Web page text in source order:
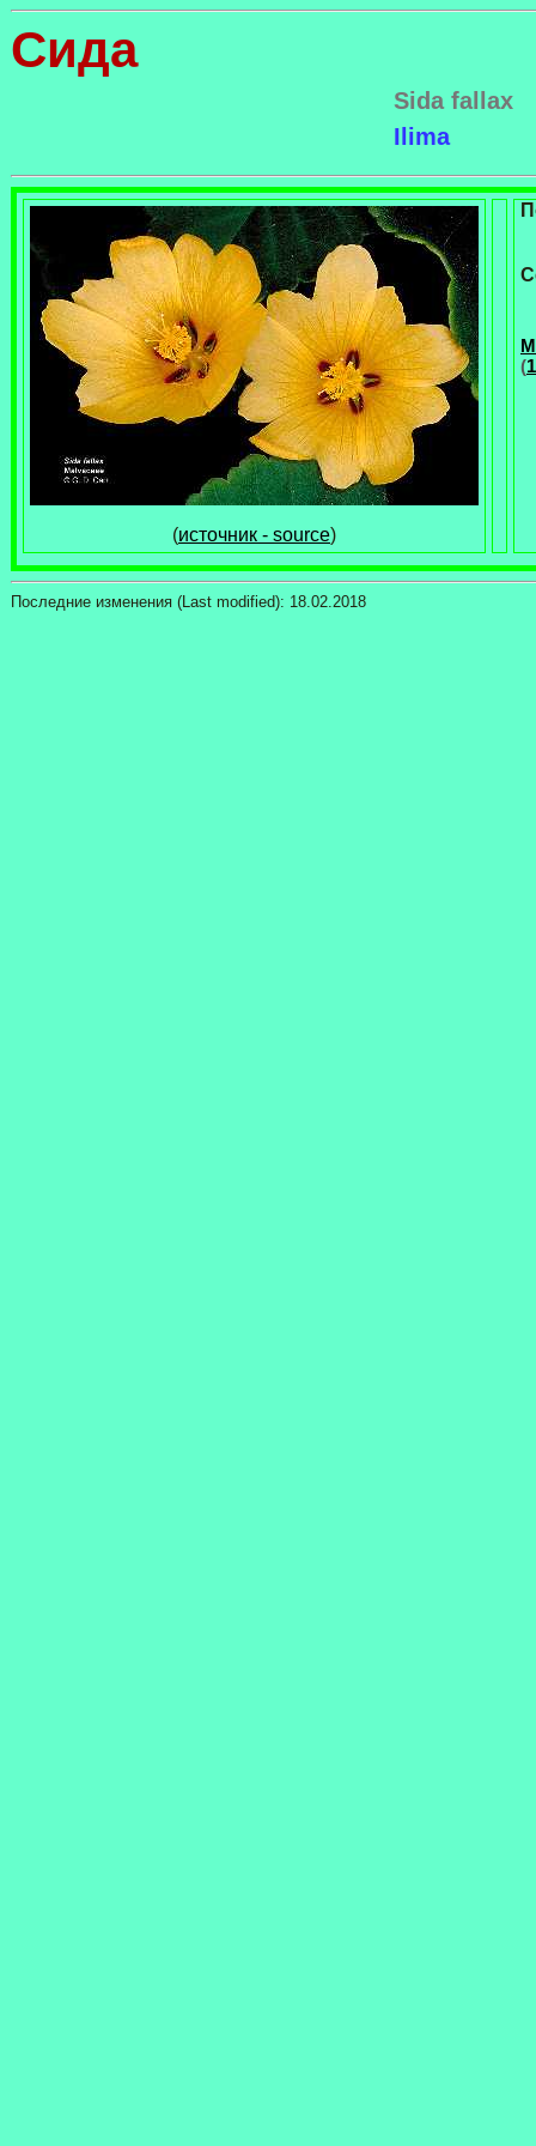
Сида
Sida fallax
Ilima
(источник - source)
(
Последние изменения (Last modified): 18.02.2018